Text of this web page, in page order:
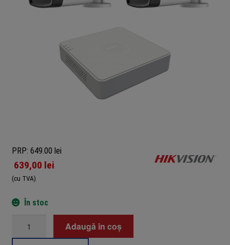
PRP: 649.00 lei
639,00 lei
(cu TVA)
În stoc
Adaugă în coș